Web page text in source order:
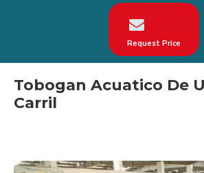
Request Price
Tobogan Acuatico De
Carril